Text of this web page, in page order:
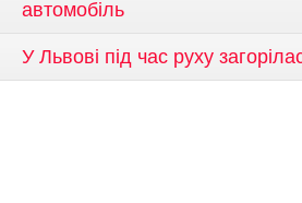
автомобіль
У Львові під час руху